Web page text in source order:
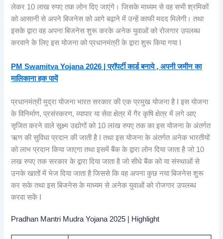
लेकर 10 लाख रुपए तक लोन दिए जाएंगे। जिसके माध्यम से वह सभी श्रमिकों
को आसानी से अपने बिजनेस को आगे बढ़ाने में उन्हें काफी मदद मिलेगी। तथा
इसके द्वारा वह अपना बिजनेस शुरू करके अनेक युवाओं को रोजगार उपलब्ध
करवाने के लिए इस योजना को प्रधानमंत्री के द्वारा शुरू किया गया I
PM Swamitva Yojana 2026 | प्रॉपर्टी कार्ड बनाये , अपनी जमीन का
मालिकाना हक पायें
प्रधानमंत्री मुद्रा योजना भारत सरकार की एक प्रमुख योजना है I इस योजना
के विनिर्माण, प्रसंस्करण, व्यापार या सेवा क्षेत्र में गैर कृषि क्षेत्र में लगे आए
सृजित करने वाले सूक्ष्म उद्योगों को 10 लIख रुपए तक का इस योजना के अंतर्गत
ऋण की सुविधा प्रदान की जाती है I तथा इस योजना के अंतर्गत अनेक भारतीयों
को लाभ प्रदान किया जाएगा तथा इसमें बैंक के द्वारा लोन दिया जाता है जो 10
लख रुपए तक सरकार के द्वारा दिया जाता है जो सीधे बैंक को या संस्थाओं से
उनके खातों में भेज दिया जाता है जिससे कि वह अपना कुछ नया बिजनेस शुरू
कर सके तथा इस बिजनेस के माध्यम से अनेक युवाओं को रोजगार उपलब्ध
करवा सकें I
Pradhan Mantri Mudra Yojana 2025 | Highlight